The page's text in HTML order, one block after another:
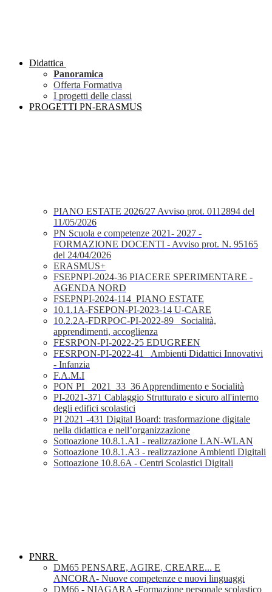
Didattica
Panoramica
Offerta Formativa
I progetti delle classi
PROGETTI PN-ERASMUS
PIANO ESTATE 2026/27 Avviso prot. 0112894 del
11/05/2026
PN Scuola e competenze 2021- 2027 -
FORMAZIONE DOCENTI - Avviso prot. N. 95165
del 24/04/2026
ERASMUS+
FSEPNPI-2024-36 PIACERE SPERIMENTARE -
AGENDA NORD
FSEPNPI-2024-114_PIANO ESTATE
10.1.1A-FSEPON-PI-2023-14 U-CARE
10.2.2A-FDRPOC-PI-2022-89_ Socialità,
apprendimenti, accoglienza
FESRPON-PI-2022-25 EDUGREEN
FESRPON-PI-2022-41_ Ambienti Didattici Innovativi
- Infanzia
F.A.M.I
PON PI_ 2021_33_36 Apprendimento e Socialità
PI-2021-371 Cablaggio Strutturato e sicuro all'interno
degli edifici scolastici
PI 2021 -431 Digital Board: trasformazione digitale
nella didattica e nell’organizzazione
Sottoazione 10.8.1.A1 - realizzazione LAN-WLAN
Sottoazione 10.8.1.A3 - realizzazione Ambienti Digitali
Sottoazione 10.8.6A - Centri Scolastici Digitali
PNRR
DM65 PENSARE, AGIRE, CREARE... E
ANCORA- Nuove competenze e nuovi linguaggi
DM66 - NIAGARA -Formazione personale scolastico